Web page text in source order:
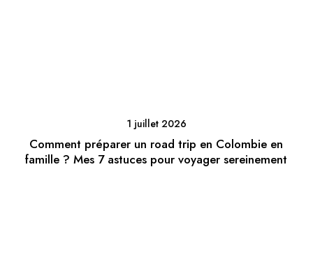
1 juillet 2026
Comment préparer un road trip en Colombie en
famille ? Mes 7 astuces pour voyager sereinement